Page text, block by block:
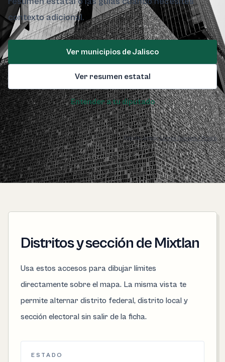
contexto adicional.
Ver municipios de Jalisco
Ver resumen estatal
Entender a tu diputado
Foto de Jalisco:Lornna Guevara / Pexels
Distritos y sección de Mixtlan
Usa estos accesos para dibujar límites
directamente sobre el mapa. La misma vista te
permite alternar distrito federal, distrito local y
sección electoral sin salir de la ficha.
ESTADO